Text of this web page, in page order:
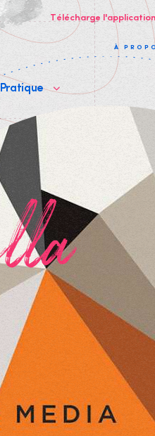
Pratique
À
Télécharge